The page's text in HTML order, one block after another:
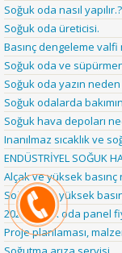
Soğuk oda nasıl yapılır.?
Soğuk oda üreticisi.
Basınç dengeleme valfi
Soğuk oda ve
Soğuk oda yazın
Soğuk odalarda
Soğuk hava depoları
Inanılmaz sıcaklık ve
ENDÜSTRİYEL SOĞUK
Alçak ve yüksek basınç
Soğuk oda yüksek
2026 soğuk oda panel
Proje planlaması,